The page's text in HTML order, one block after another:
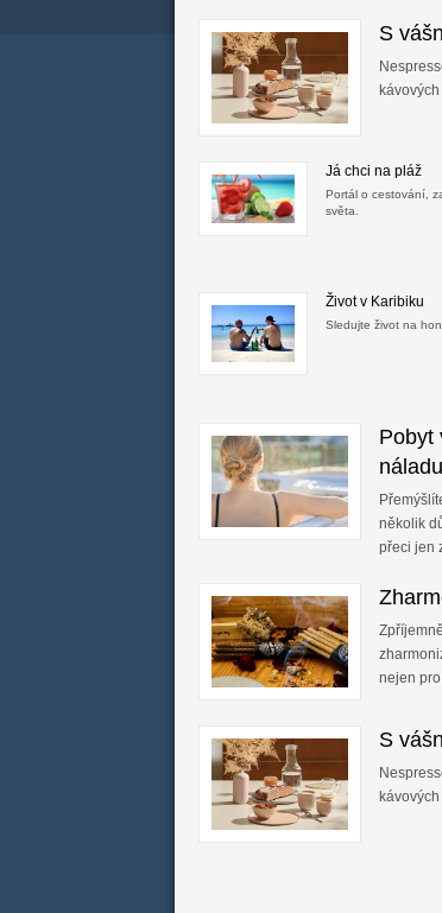
S
Já chci na pláž
Portál o cestování,
světa.
Život v Karibiku
Sledujte život na
Pobyt
náladu
několik
přeci jen
nejen
S